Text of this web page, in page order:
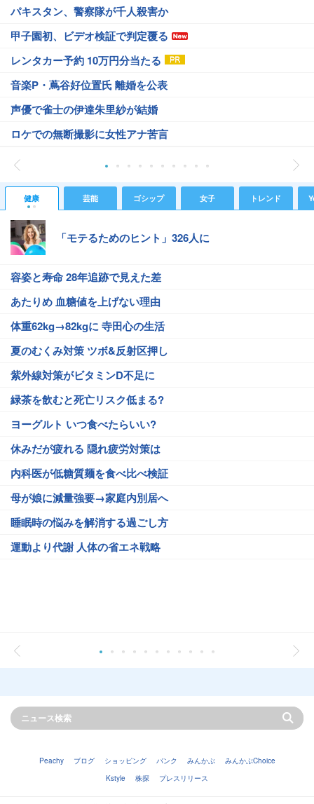
パキスタン、警察隊が千人殺害か
甲子園初、ビデオ検証で判定覆る
レンタカー予約 10万円分当たる
音楽P・蔦谷好位置氏 離婚を公表
声優で雀士の伊達朱里紗が結婚
ロケでの無断撮影に女性アナ苦言
健康 芸能 ゴシップ 女子 トレンド
「モテるためのヒント」326人に
容姿と寿命 28年追跡で見えた差
あたりめ 血糖値を上げない理由
体重62kg→82kgに 寺田心の生活
夏のむくみ対策 ツボ&反射区押し
紫外線対策がビタミンD不足に
緑茶を飲むと死亡リスク低まる?
ヨーグルト いつ食べたらいい?
休みだが疲れる 隠れ疲労対策は
内科医が低糖質麺を食べ比べ検証
母が娘に減量強要→家庭内別居へ
睡眠時の悩みを解消する過ごし方
運動より代謝 人体の省エネ戦略
Peachy ブログ ショッピング バンク みんかぶ
みんかぶChoice
Kstyle
株探 プレスリリース